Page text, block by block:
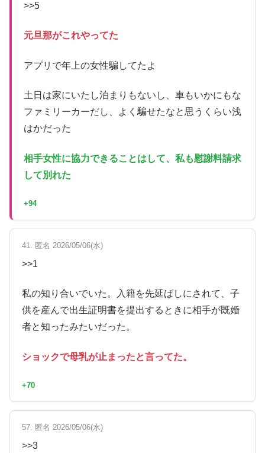
>>5
元旦那がこれやってた
アプリで年上の女性騙してたよ
土日は家にいたし泊まりもないし、車もいかにもな
ファミリーカーだし、よく騙せたなと思うくらい浅
はかだった
相手女性に協力できることはして、私も慰謝料請求
して別れた
+94
41. 匿名 2026/05/06(水)
>>1
私の知り合いでいた。入籍を先延ばしにされて、子
供を産んで出生証明書を提出するときに相手が既婚
者と知ったみたいだった。
ショックで母乳が止まったと言ってた。
+70
57. 匿名 2026/05/06(水)
>>3